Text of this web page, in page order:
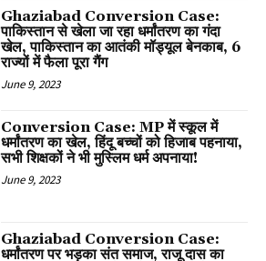
Ghaziabad Conversion Case:
पाकिस्तान से खेला जा रहा धर्मांतरण का गंदा
खेल, पाकिस्तान का आतंकी मॉड्यूल बेनकाब, 6
राज्यों में फैला पूरा गैंग
June 9, 2023
Conversion Case: MP में स्कूल में
धर्मांतरण का खेल, हिंदू बच्चों को हिजाब पहनाया,
सभी शिक्षकों ने भी मुस्लिम धर्म अपनाया!
June 9, 2023
Ghaziabad Conversion Case:
धर्मांतरण पर भड़का संत समाज, राजू दास का